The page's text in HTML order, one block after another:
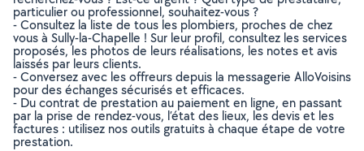
particulier ou professionnel, souhaitez-vous ?
- Consultez la liste de tous les plombiers, proches de chez
vous à Sully-la-Chapelle ! Sur leur profil, consultez les services
proposés, les photos de leurs réalisations, les notes et avis
laissés par leurs clients.
- Conversez avec les offreurs depuis la messagerie AlloVoisins
pour des échanges sécurisés et efficaces.
- Du contrat de prestation au paiement en ligne, en passant
par la prise de rendez-vous, l’état des lieux, les devis et les
factures : utilisez nos outils gratuits à chaque étape de votre
prestation.